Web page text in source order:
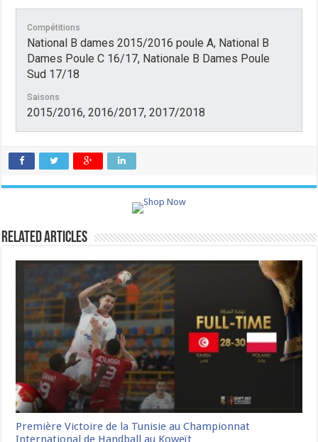
Compétitions
National B dames 2015/2016 poule A, National B
Dames Poule C 16/17, Nationale B Dames Poule
Sud 17/18
Saisons
2015/2016, 2016/2017, 2017/2018
Related Articles
Première Victoire de la Tunisie au Championnat
International de Handball au Koweït